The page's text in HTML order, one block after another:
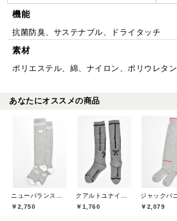
機能
抗菌防臭、サステナブル、ドライタッチ
素材
ポリエステル、綿、ナイロン、ポリウレタン
あなたにオススメの商品
￥2,750
￥1,760
￥2,079